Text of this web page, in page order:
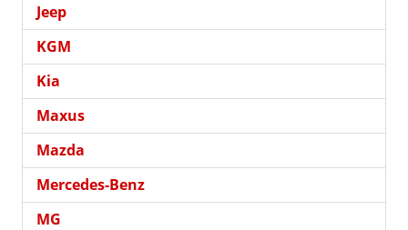
Jeep
KGM
Kia
Maxus
Mazda
Mercedes-Benz
MG